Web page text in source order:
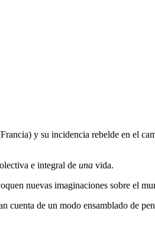
y su incidencia rebelde en el
e integral de una vida.
nuevas imaginaciones sobre el
cuenta de un modo ensamblado de